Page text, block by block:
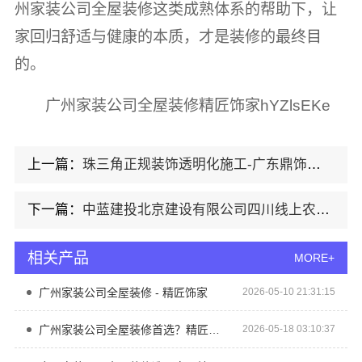
州家装公司全屋装修这类成熟体系的帮助下，让
家回归舒适与健康的本质，才是装修的最终目
的。
广州家装公司全屋装修精匠饰家hYZlsEKe
上一篇：珠三角正规装饰透明化施工-广东鼎饰空间装饰工程有限公司
下一篇： 中蓝建投北京建设有限公司四川线上农村建房功能展示
相关产品 MORE+
广州家装公司全屋装修 - 精匠饰家 2026-05-10 21:31:15
2026-05-18 03:10:37